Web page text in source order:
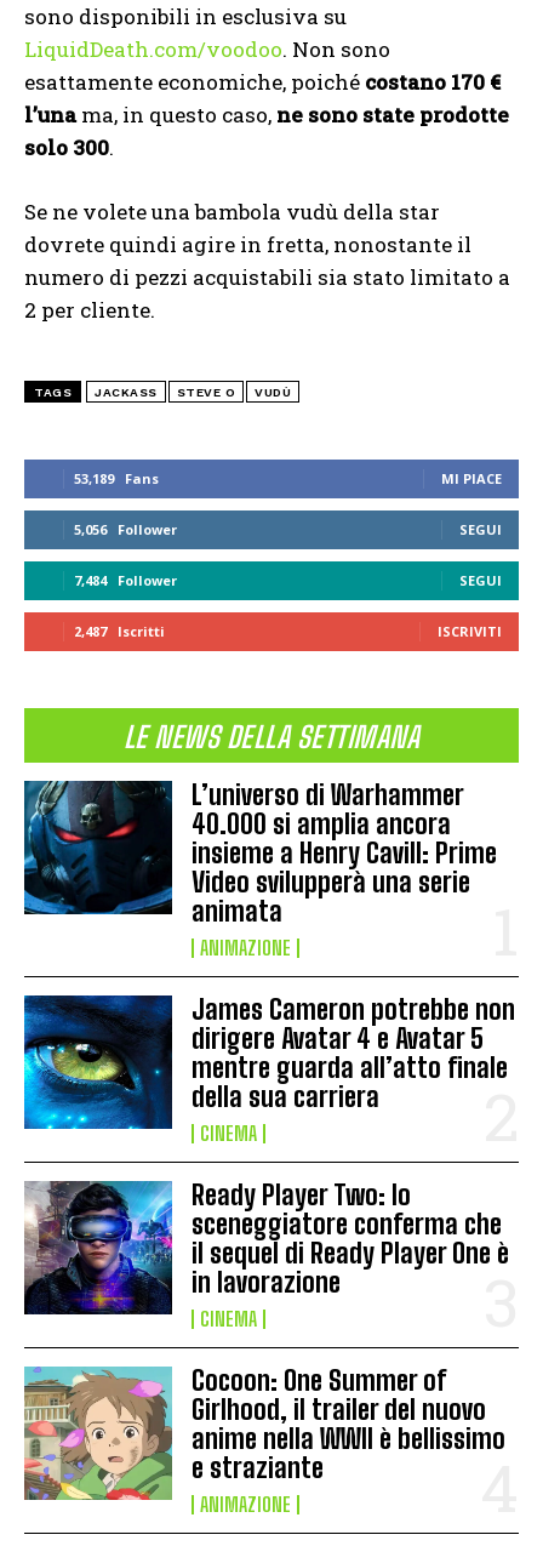
53,189 Fans MI PIACE
5,056 Follower SEGUI
7,484 Follower SEGUI
2,487 Iscritti ISCRIVITI
LE NEWS DELLA SETTIMANA
L’universo di Warhammer
40.000 si amplia ancora
insieme a Henry Cavill: Prime
Video svilupperà una serie
animata
ANIMAZIONE
James Cameron potrebbe non
dirigere Avatar 4 e Avatar 5
mentre guarda all’atto finale
della sua carriera
CINEMA
Ready Player Two: lo
sceneggiatore conferma che
il sequel di Ready Player One è
in lavorazione
CINEMA
Cocoon: One Summer of
Girlhood, il trailer del nuovo
anime nella WWII è bellissimo
e straziante
ANIMAZIONE
sono disponibili in esclusiva su
LiquidDeath.com/voodoo. Non sono
esattamente economiche, poiché costano 170 €
l’unama, in questo caso, ne sono state prodotte
solo 300.
Se ne volete una bambola vudù della star
dovrete quindi agire in fretta, nonostante il
numero di pezzi acquistabili sia stato limitato a
2 per cliente.
TAGS JACKASS STEVE O VUDÙ